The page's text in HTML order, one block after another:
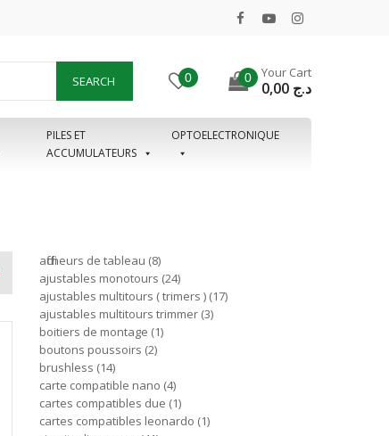
SEARCH 0 0 Your Cart
د.ج
PILES ET
ACCUMULATEURS
OPTOELECTRONIQUE
afficheurs de tableau 8
ajustables monotours 24
ajustables multitours ( trimers ) 17
ajustables multitours trimmer 3
boitiers de montage 1
boutons poussoirs 2
brushless 14
carte compatible nano 4
cartes compatibles due 1
cartes compatibles leonardo 1